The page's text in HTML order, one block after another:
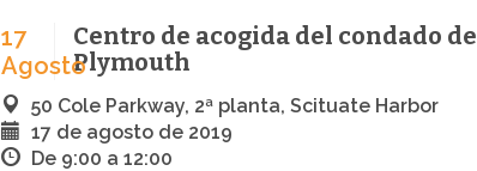
17
Agosto
Centro de acogida del condado de
Plymouth
50 Cole Parkway, 2ª planta, Scituate Harbor
17 de agosto de 2019
De 9:00 a 12:00